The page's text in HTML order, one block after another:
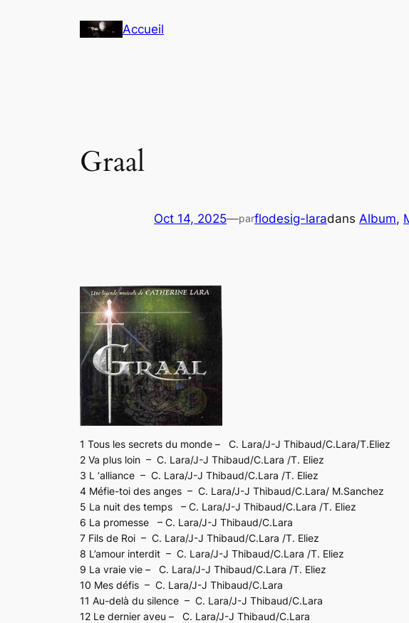
Accueil
Graal
Oct 14, 2025—parflodesig-laradans Album,
1 Tous les secrets du monde – C. Lara/J-J Thibaud/C.Lara/T.Eliez
2 Va plus loin – C. Lara/J-J Thibaud/C.Lara /T. Eliez
3 L ‘alliance – C. Lara/J-J Thibaud/C.Lara /T. Eliez
4 Méfie-toi des anges – C. Lara/J-J Thibaud/C.Lara/ M.Sanchez
5 La nuit des temps – C. Lara/J-J Thibaud/C.Lara /T. Eliez
6 La promesse – C. Lara/J-J Thibaud/C.Lara
7 Fils de Roi – C. Lara/J-J Thibaud/C.Lara /T. Eliez
8 L’amour interdit – C. Lara/J-J Thibaud/C.Lara /T. Eliez
9 La vraie vie – C. Lara/J-J Thibaud/C.Lara /T. Eliez
10 Mes défis – C. Lara/J-J Thibaud/C.Lara
11 Au-delà du silence – C. Lara/J-J Thibaud/C.Lara
12 Le dernier aveu – C. Lara/J-J Thibaud/C.Lara